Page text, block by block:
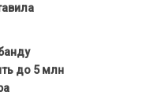
до 5 млн